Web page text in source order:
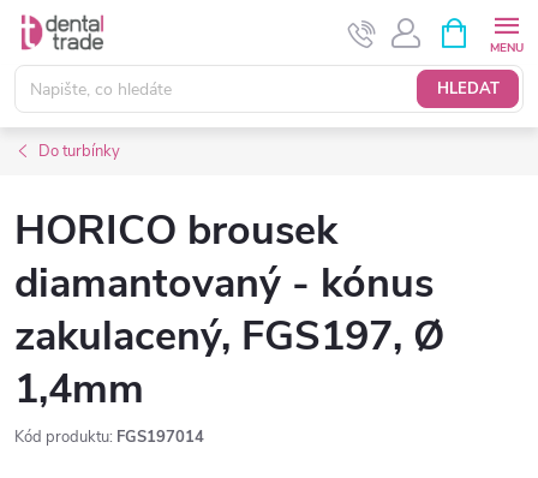
Přejít
obsah
HLEDAT
NÁKUPNÍ
KOŠÍK
Do turbínky
HORICO brousek
diamantovaný - kónus
zakulacený, FGS197, Ø
1,4mm
Kód produktu: FGS197014